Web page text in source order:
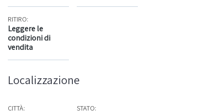
RITIRO:
Leggere le
condizioni di
vendita
Localizzazione
CITTÀ: STATO: